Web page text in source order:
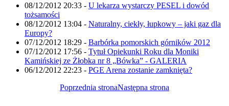
08/12/2012 20:33 - U lekarza wystarczy PESEL i dowód
tożsamości
08/12/2012 13:04 - Naturalny, ciekły, łupkowy – jaki gaz dla
Europy?
07/12/2012 18:29 - Barbórka pomorskich górników 2012
07/12/2012 17:56 - Tytuł Opiekunki Roku dla Moniki
Kamińskiej ze Żłobka nr 8 „Bówka” - GALERIA
06/12/2012 22:23 - PGE Arena zostanie zamknięta?
Poprzednia stronaNastępna strona